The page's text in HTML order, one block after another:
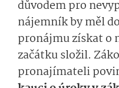
důvodem pro
nájemníkbyměl
pronájmu získat o
začátku složil.
pronajímateli